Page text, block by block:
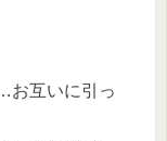
お互いに引っ